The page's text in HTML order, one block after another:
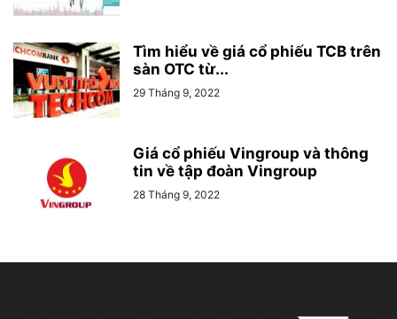
Tìm hiểu về giá cổ phiếu TCB trên
sàn OTC từ...
29 Tháng 9, 2022
Giá cổ phiếu Vingroup và thông
tin về tập đoàn Vingroup
28 Tháng 9, 2022